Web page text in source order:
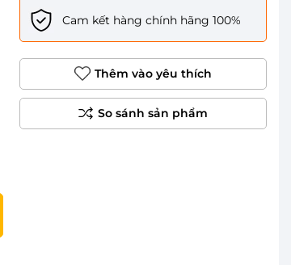
Cam kết hàng chính hãng 100%
Thêm vào yêu thích